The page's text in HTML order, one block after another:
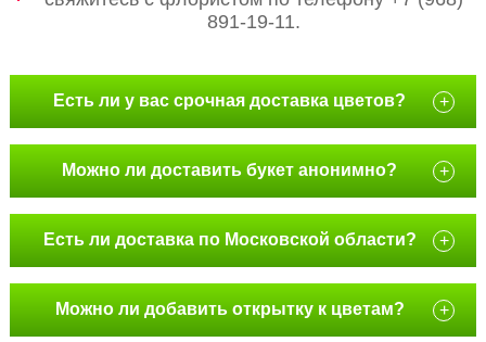
891-19-11.
Есть ли у вас срочная доставка цветов? +
Можно ли доставить букет анонимно? +
Есть ли доставка по Московской области? +
Можно ли добавить открытку к цветам? +